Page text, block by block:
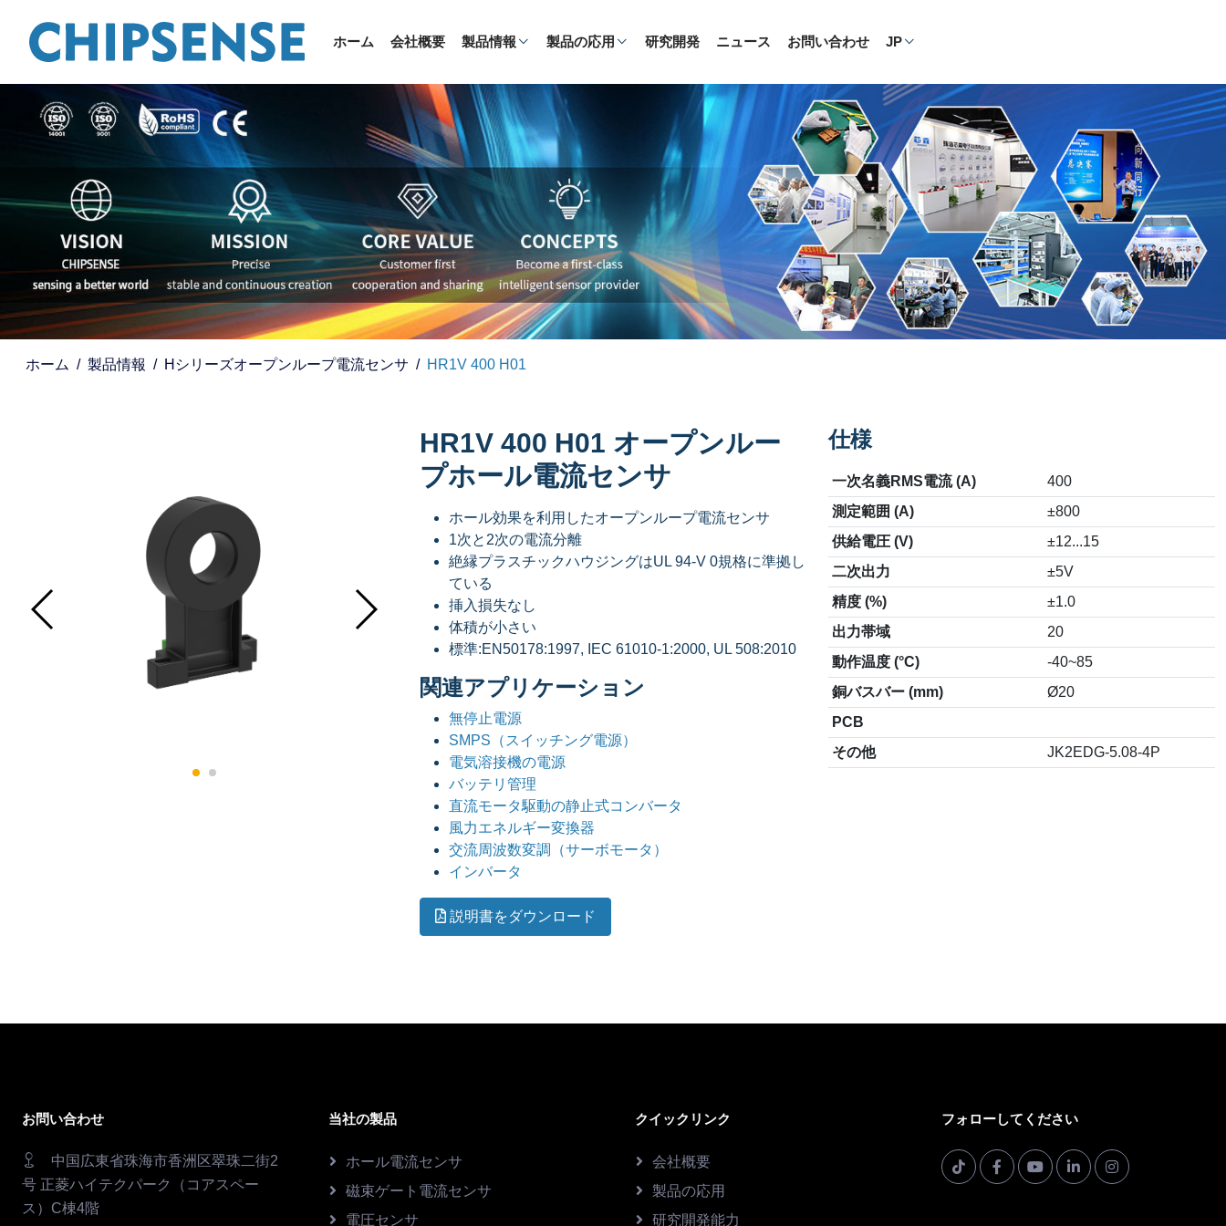
ホーム 会社概要 製品情報 製品の応用 研究開発 ニュース お問い合わせ JP
ホーム 製品情報 Hシリーズオープンループ電流センサ HR1V 400 H01
HR1V 400 H01 オープンルー
プホール電流センサ
ホール効果を利用したオープンループ電流センサ
1次と2次の電流分離
絶縁プラスチックハウジングはUL 94-V 0規格に準拠し
ている
挿入損失なし
体積が小さい
標準:EN50178:1997, IEC 61010-1:2000, UL 508:2010
関連アプリケーション
無停止電源
SMPS（スイッチング電源）
電気溶接機の電源
バッテリ管理
直流モータ駆動の静止式コンバータ
風力エネルギー変換器
交流周波数変調（サーボモータ）
インバータ
説明書をダウンロード
仕様
一次名義RMS電流 (A)
400
測定範囲 (A)
±800
供給電圧 (V)
±12...15
二次出力
±5V
精度 (%)
±1.0
出力帯域
20
動作温度 (°C)
-40~85
銅バスバー (mm)
Ø20
PCB
その他
JK2EDG-5.08-4P
お問い合わせ
中国広東省珠海市香洲区翠珠二街2
号 正菱ハイテクパーク（コアスペー
ス）C棟4階
当社の製品
ホール電流センサ
磁束ゲート電流センサ
電圧センサ
クイックリンク
会社概要
製品の応用
研究開発能力
フォローしてください